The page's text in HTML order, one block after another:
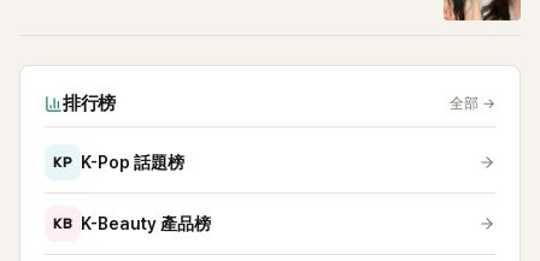
排行榜 全部 →
KP K-Pop 話題榜
KB K-Beauty 產品榜